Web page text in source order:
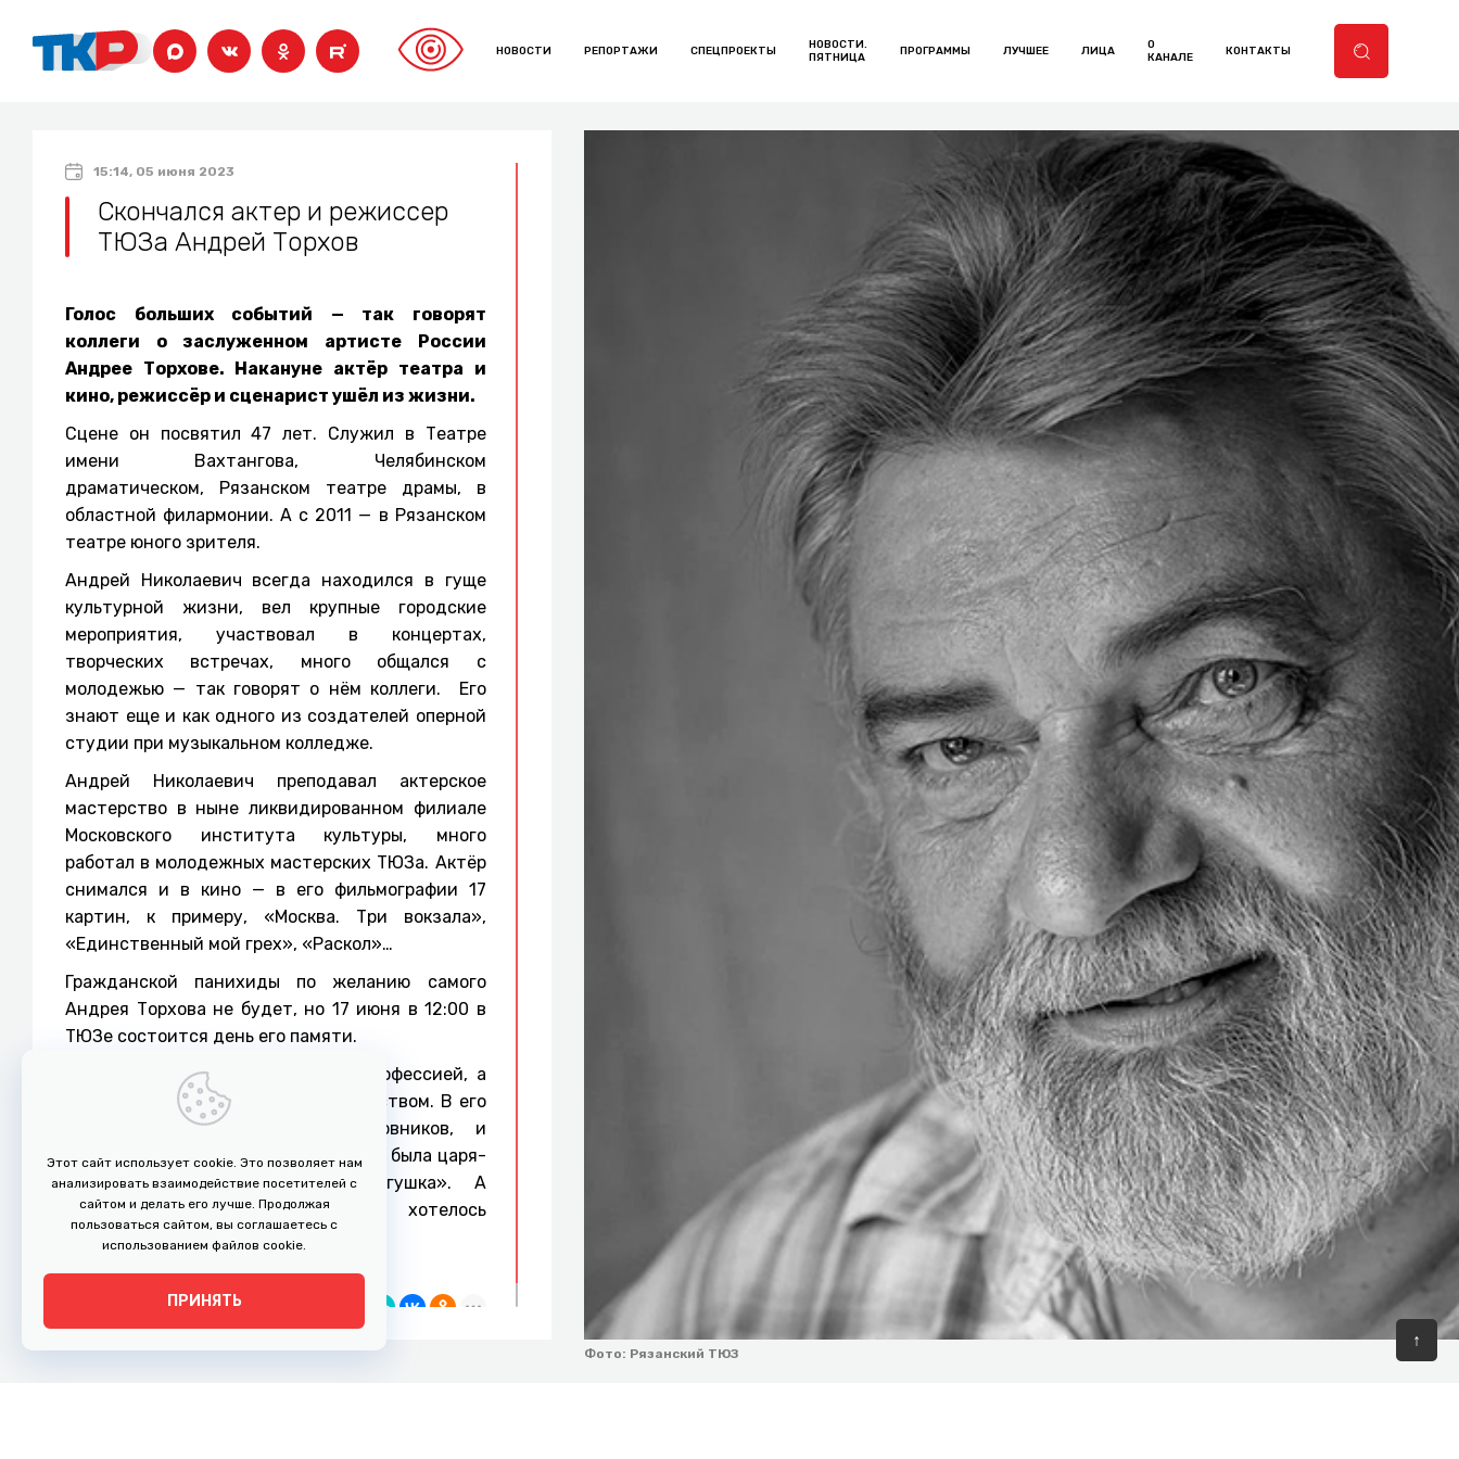
НОВОСТИ РЕПОРТАЖИ СПЕЦПРОЕКТЫ
НОВОСТИ.
ПЯТНИЦА
ПРОГРАММЫ ЛУЧШЕЕ ЛИЦА
О
КАНАЛЕ
КОНТАКТЫ
15:14, 05 июня 2023
Скончался актер и режиссер
ТЮЗа Андрей Торхов
Голос больших событий — так говорят
коллеги о заслуженном артисте России
Андрее Торхове. Накануне актёр театра и
кино, режиссёр и сценарист ушёл из жизни.
Сцене он посвятил 47 лет. Служил в Театре
имени Вахтангова, Челябинском
драматическом, Рязанском театре драмы, в
областной филармонии. А с 2011 — в Рязанском
театре юного зрителя.
Андрей Николаевич всегда находился в гуще
культурной жизни, вел крупные городские
мероприятия, участвовал в концертах,
творческих встречах, много общался с
молодежью — так говорят о нём коллеги. Его
знают еще и как одного из создателей оперной
студии при музыкальном колледже.
Андрей Николаевич преподавал актерское
мастерство в ныне ликвидированном филиале
Московского института культуры, много
работал в молодежных мастерских ТЮЗа. Актёр
снимался и в кино — в его фильмографии 17
картин, к примеру, «Москва. Три вокзала»,
«Единственный мой грех», «Раскол»…
Гражданской панихиды по желанию самого
Андрея Торхова не будет, но 17 июня в 12:00 в
ТЮЗе состоится день его памяти.
Профессию актёра он считал не профессией, а
образом жизни, даже священнодейством. В его
портофолио и роли героев-любовников, и
социальных персонажей, но любимой была царя-
батюшки в сказке «Царевна-лягушка». А
Андрею Николаевичу всегда хотелось
прикоснуться к сказке.
Фото: Рязанский ТЮЗ
Этот сайт использует cookie. Это позволяет нам
анализировать взаимодействие посетителей с
сайтом и делать его лучше. Продолжая
пользоваться сайтом, вы соглашаетесь с
использованием файлов cookie.
ПРИНЯТЬ
↑